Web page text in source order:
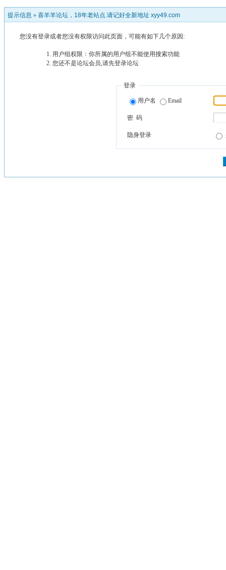
提示信息 » 喜羊羊论坛，18年老站点.请记好全新地址 xyy49.com
您没有登录或者您没有权限访问此页面，可能有如下几个原因:
用户组权限：你所属的用户组不能使用搜索功能
您还不是论坛会员,请先登录论坛
登录
用户名 Email
密 码
隐身登录